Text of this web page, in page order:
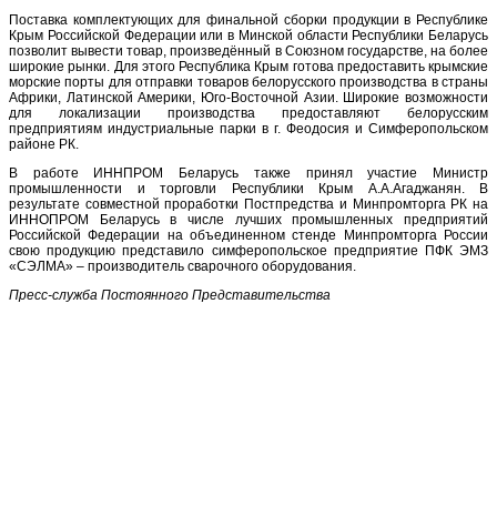
Поставка комплектующих для финальной сборки продукции в Республике
Крым Российской Федерации или в Минской области Республики Беларусь
позволит вывести товар, произведённый в Союзном государстве, на более
широкие рынки. Для этого Республика Крым готова предоставить крымские
морские порты для отправки товаров белорусского производства в страны
Африки, Латинской Америки, Юго-Восточной Азии. Широкие возможности
для локализации производства предоставляют белорусским
предприятиям индустриальные парки в г. Феодосия и Симферопольском
районе РК.
В работе ИННПРОМ Беларусь также принял участие Министр
промышленности и торговли Республики Крым А.А.Агаджанян. В
результате совместной проработки Постпредства и Минпромторга РК на
ИННОПРОМ Беларусь в числе лучших промышленных предприятий
Российской Федерации на объединенном стенде Минпромторга России
свою продукцию представило симферопольское предприятие ПФК ЭМЗ
«СЭЛМА» – производитель сварочного оборудования.
Пресс-служба Постоянного Представительства